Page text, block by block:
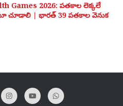
Games 2026: పతకాల లెక్కలే
చూడాలి | భారత్ 39 పతకాల వెనుక